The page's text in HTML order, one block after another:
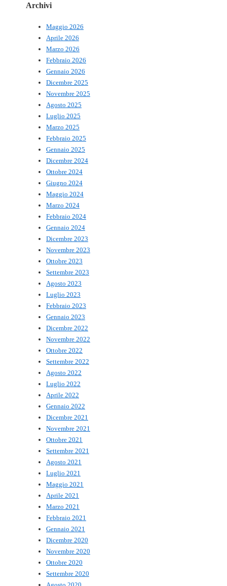
Archivi
Maggio 2026
Aprile 2026
Marzo 2026
Febbraio 2026
Gennaio 2026
Dicembre 2025
Novembre 2025
Agosto 2025
Luglio 2025
Marzo 2025
Febbraio 2025
Gennaio 2025
Dicembre 2024
Ottobre 2024
Giugno 2024
Maggio 2024
Marzo 2024
Febbraio 2024
Gennaio 2024
Dicembre 2023
Novembre 2023
Ottobre 2023
Settembre 2023
Agosto 2023
Luglio 2023
Febbraio 2023
Gennaio 2023
Dicembre 2022
Novembre 2022
Ottobre 2022
Settembre 2022
Agosto 2022
Luglio 2022
Aprile 2022
Gennaio 2022
Dicembre 2021
Novembre 2021
Ottobre 2021
Settembre 2021
Agosto 2021
Luglio 2021
Maggio 2021
Aprile 2021
Marzo 2021
Febbraio 2021
Gennaio 2021
Dicembre 2020
Novembre 2020
Ottobre 2020
Settembre 2020